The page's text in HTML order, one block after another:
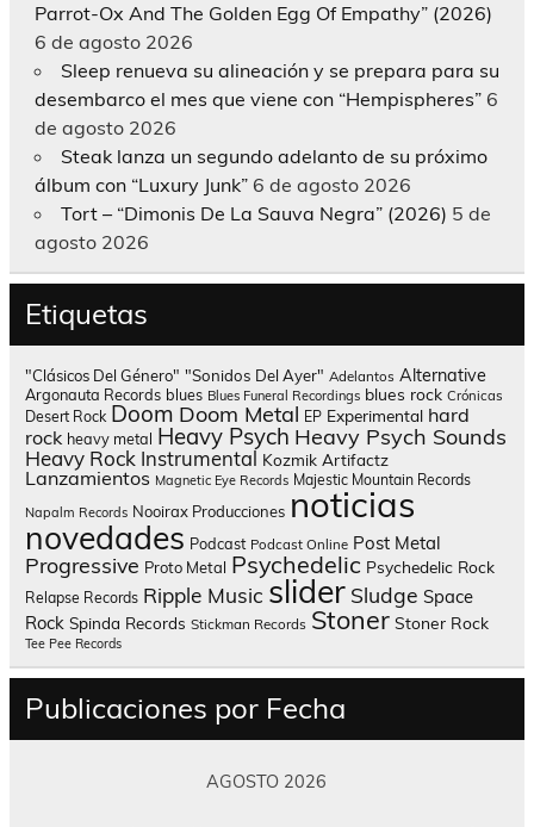
Parrot-Ox And The Golden Egg Of Empathy” (2026)
6 de agosto 2026
Sleep renueva su alineación y se prepara para su
desembarco el mes que viene con “Hempispheres” 6
de agosto 2026
Steak lanza un segundo adelanto de su próximo
álbum con “Luxury Junk” 6 de agosto 2026
Tort – “Dimonis De La Sauva Negra” (2026) 5 de
agosto 2026
Etiquetas
"Clásicos Del Género" "Sonidos Del Ayer" Adelantos Alternative
Argonauta Records blues Blues Funeral Recordings blues rock Crónicas
Desert Rock Doom Doom Metal EP Experimental hard
rock heavy metal Heavy Psych Heavy Psych Sounds
Heavy Rock Instrumental Kozmik Artifactz
Lanzamientos Magnetic Eye Records Majestic Mountain Records
Napalm Records Nooirax Producciones noticias
novedades Podcast Podcast Online Post Metal
Progressive Proto Metal Psychedelic Psychedelic Rock
Relapse Records Ripple Music slider Sludge Space
Rock Spinda Records Stickman Records Stoner Stoner Rock
Tee Pee Records
Publicaciones por Fecha
AGOSTO 2026